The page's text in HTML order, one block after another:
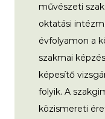
művészeti
oktatási
évfolyamon a
szakmai
képesítő
folyik. A
közismereti